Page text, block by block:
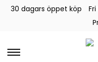
30 dagars öppet köp